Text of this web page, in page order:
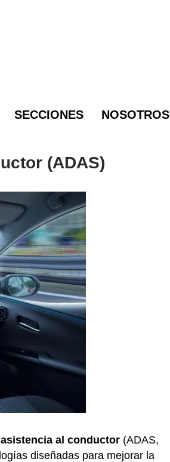
SECCIONES NOSOTROS
(ADAS)
al conductor (ADAS,
diseñadas para mejorar la